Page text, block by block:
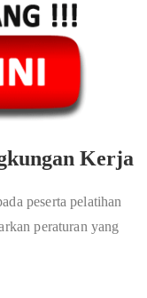
Kerja
peserta pelatihan
peraturan yang